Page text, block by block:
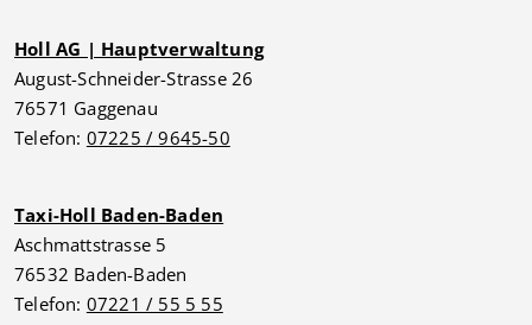
Holl AG | Hauptverwaltung
August-Schneider-Strasse 26
76571 Gaggenau
Telefon: 07225 / 9645-50
Taxi-Holl Baden-Baden
Aschmattstrasse 5
76532 Baden-Baden
Telefon: 07221 / 55 5 55